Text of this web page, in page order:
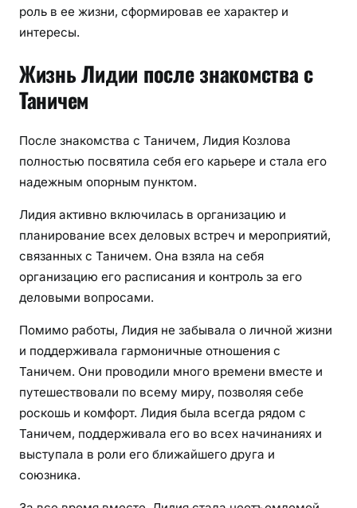
роль в ее жизни, сформировав ее характер и
интересы.
Жизнь Лидии после знакомства с
Таничем
После знакомства с Таничем, Лидия Козлова
полностью посвятила себя его карьере и стала его
надежным опорным пунктом.
Лидия активно включилась в организацию и
планирование всех деловых встреч и мероприятий,
связанных с Таничем. Она взяла на себя
организацию его расписания и контроль за его
деловыми вопросами.
Помимо работы, Лидия не забывала о личной жизни
и поддерживала гармоничные отношения с
Таничем. Они проводили много времени вместе и
путешествовали по всему миру, позволяя себе
роскошь и комфорт. Лидия была всегда рядом с
Таничем, поддерживала его во всех начинаниях и
выступала в роли его ближайшего друга и
союзника.